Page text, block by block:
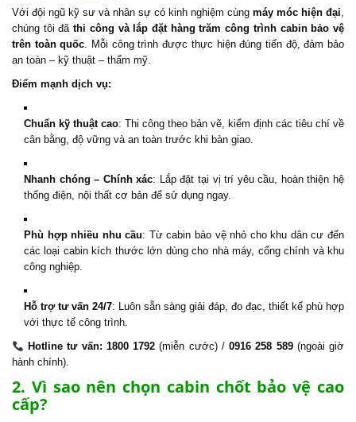
Với đội ngũ kỹ sư và nhân sự có kinh nghiệm cùng máy móc hiện đại,
chúng tôi đãthi công và lắp đặt hàng trăm công trình cabin bảo vệ
trên toàn quốc. Mỗi công trình được thực hiện đúng tiến độ, đảm bảo
an toàn – kỹ thuật – thẩm mỹ.
Điểm mạnh dịch vụ:
Chuẩn kỹ thuật cao: Thi công theo bản vẽ, kiểm định các tiêu chí về
cân bằng, độ vững và an toàn trước khi bàn giao.
Nhanh chóng – Chính xác: Lắp đặt tại vị trí yêu cầu, hoàn thiện hệ
thống điện, nội thất cơ bản để sử dụng ngay.
Phù hợp nhiều nhu cầu: Từ cabin bảo vệ nhỏ cho khu dân cư đến
các loại cabin kích thước lớn dùng cho nhà máy, cổng chính và khu
công nghiệp.
Hỗ trợ tư vấn 24/7: Luôn sẵn sàng giải đáp, đo đạc, thiết kế phù hợp
với thực tế công trình.
Hotline tư vấn: 1800 1792 (miễn cước) /0916 258 589(ngoài giờ
hành chính).
2. Vì sao nên chọn cabin chốt bảo vệ cao
cấp?